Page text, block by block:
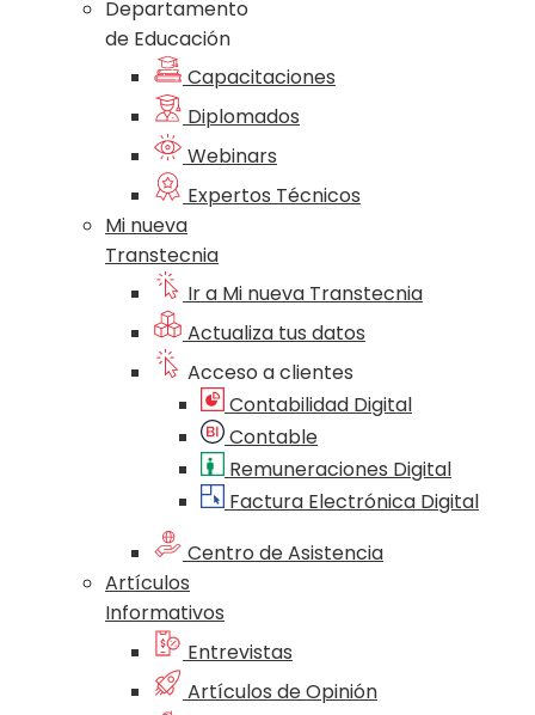
Departamento
de Educación
Capacitaciones
Diplomados
Webinars
Expertos Técnicos
Mi nueva
Transtecnia
Ir a Mi nueva Transtecnia
Actualiza tus datos
Acceso a clientes
Contabilidad Digital
Contable
Remuneraciones Digital
Factura Electrónica Digital
Centro de Asistencia
Artículos
Informativos
Entrevistas
Artículos de Opinión